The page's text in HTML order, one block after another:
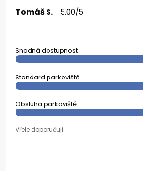
Tomáš S. 5.00/5
Snadná dostupnost
Standard parkoviště
Obsluha parkoviště
Vřele doporučuji.